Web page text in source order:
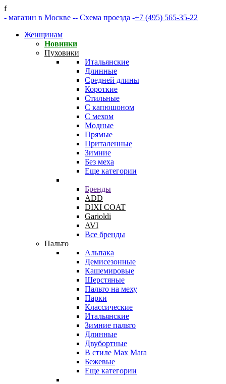
f
- магазин в Москве -- Схема проезда -+7 (495) 565-35-22
Женщинам
Новинки
Пуховики
Итальянские
Длинные
Средней длины
Короткие
Стильные
С капюшоном
С мехом
Модные
Прямые
Приталенные
Зимние
Без меха
Еще категории
Бренды
ADD
DIXI COAT
Garioldi
AVI
Все бренды
Пальто
Альпака
Демисезонные
Кашемировые
Шерстяные
Пальто на меху
Парки
Классические
Итальянские
Зимние пальто
Длинные
Двубортные
В стиле Max Mara
Бежевые
Еще категории